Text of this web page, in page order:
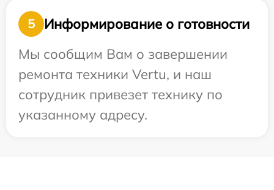
5
Информирование о готовности
Мы сообщим Вам о завершении
ремонта техники Vertu, и наш
сотрудник привезет технику по
указанному адресу.